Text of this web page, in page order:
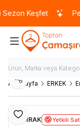
Keşfet
Ana Sayfa ERKEK
Favoriye Ekle
Paylaş
BERRAK Yetkili